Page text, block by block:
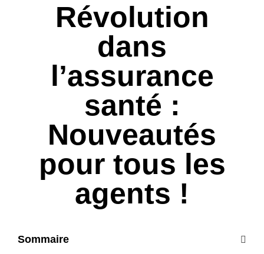
Révolution
dans
l’assurance
santé :
Nouveautés
pour tous les
agents !
Sommaire